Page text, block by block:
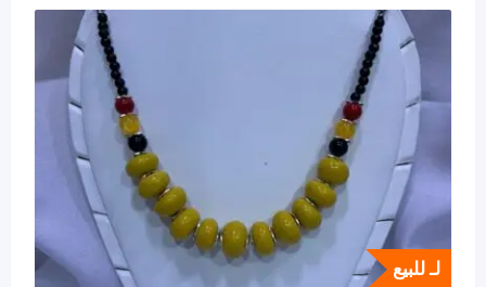
لـ للبيع